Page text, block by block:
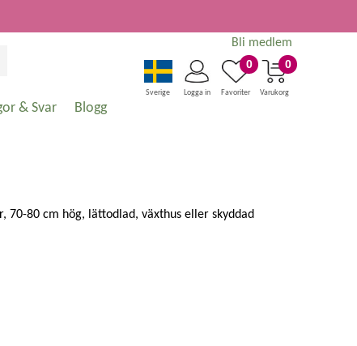
0
Varukorg
0
Favoriter
Logga in
Sverige
Bli medlem
& Svar Blogg
70-80 cm hög, lättodlad, växthus eller skyddad